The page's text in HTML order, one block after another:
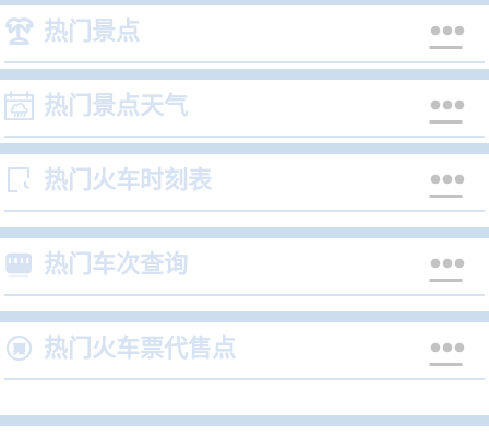
 热门景点 
 热门景点天气 
 热门火车时刻表 
 热门车次查询 
 热门火车票代售点 